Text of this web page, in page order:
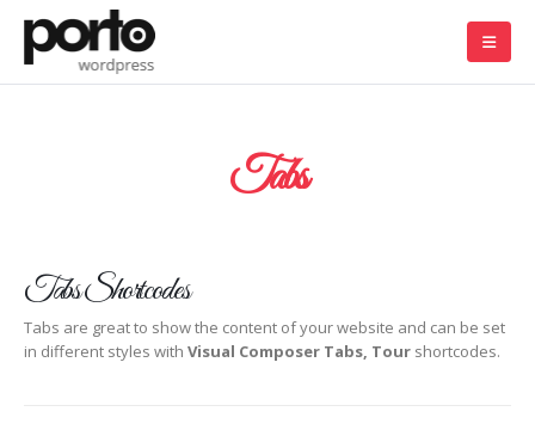
Tabs
Tabs Shortcodes
Tabs are great to show the content of your website and can be set
in different styles with Visual Composer Tabs, Tour shortcodes.